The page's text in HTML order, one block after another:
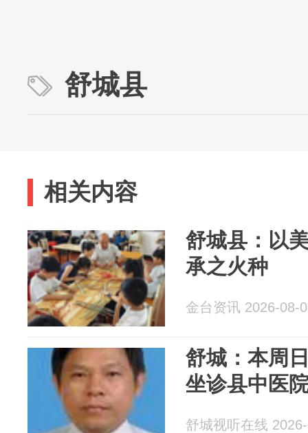
舒城县
相关内容
舒城县：以
承之火种
金台资讯 2026-08-
舒城：本周
坐诊县中医
舒城视听在线